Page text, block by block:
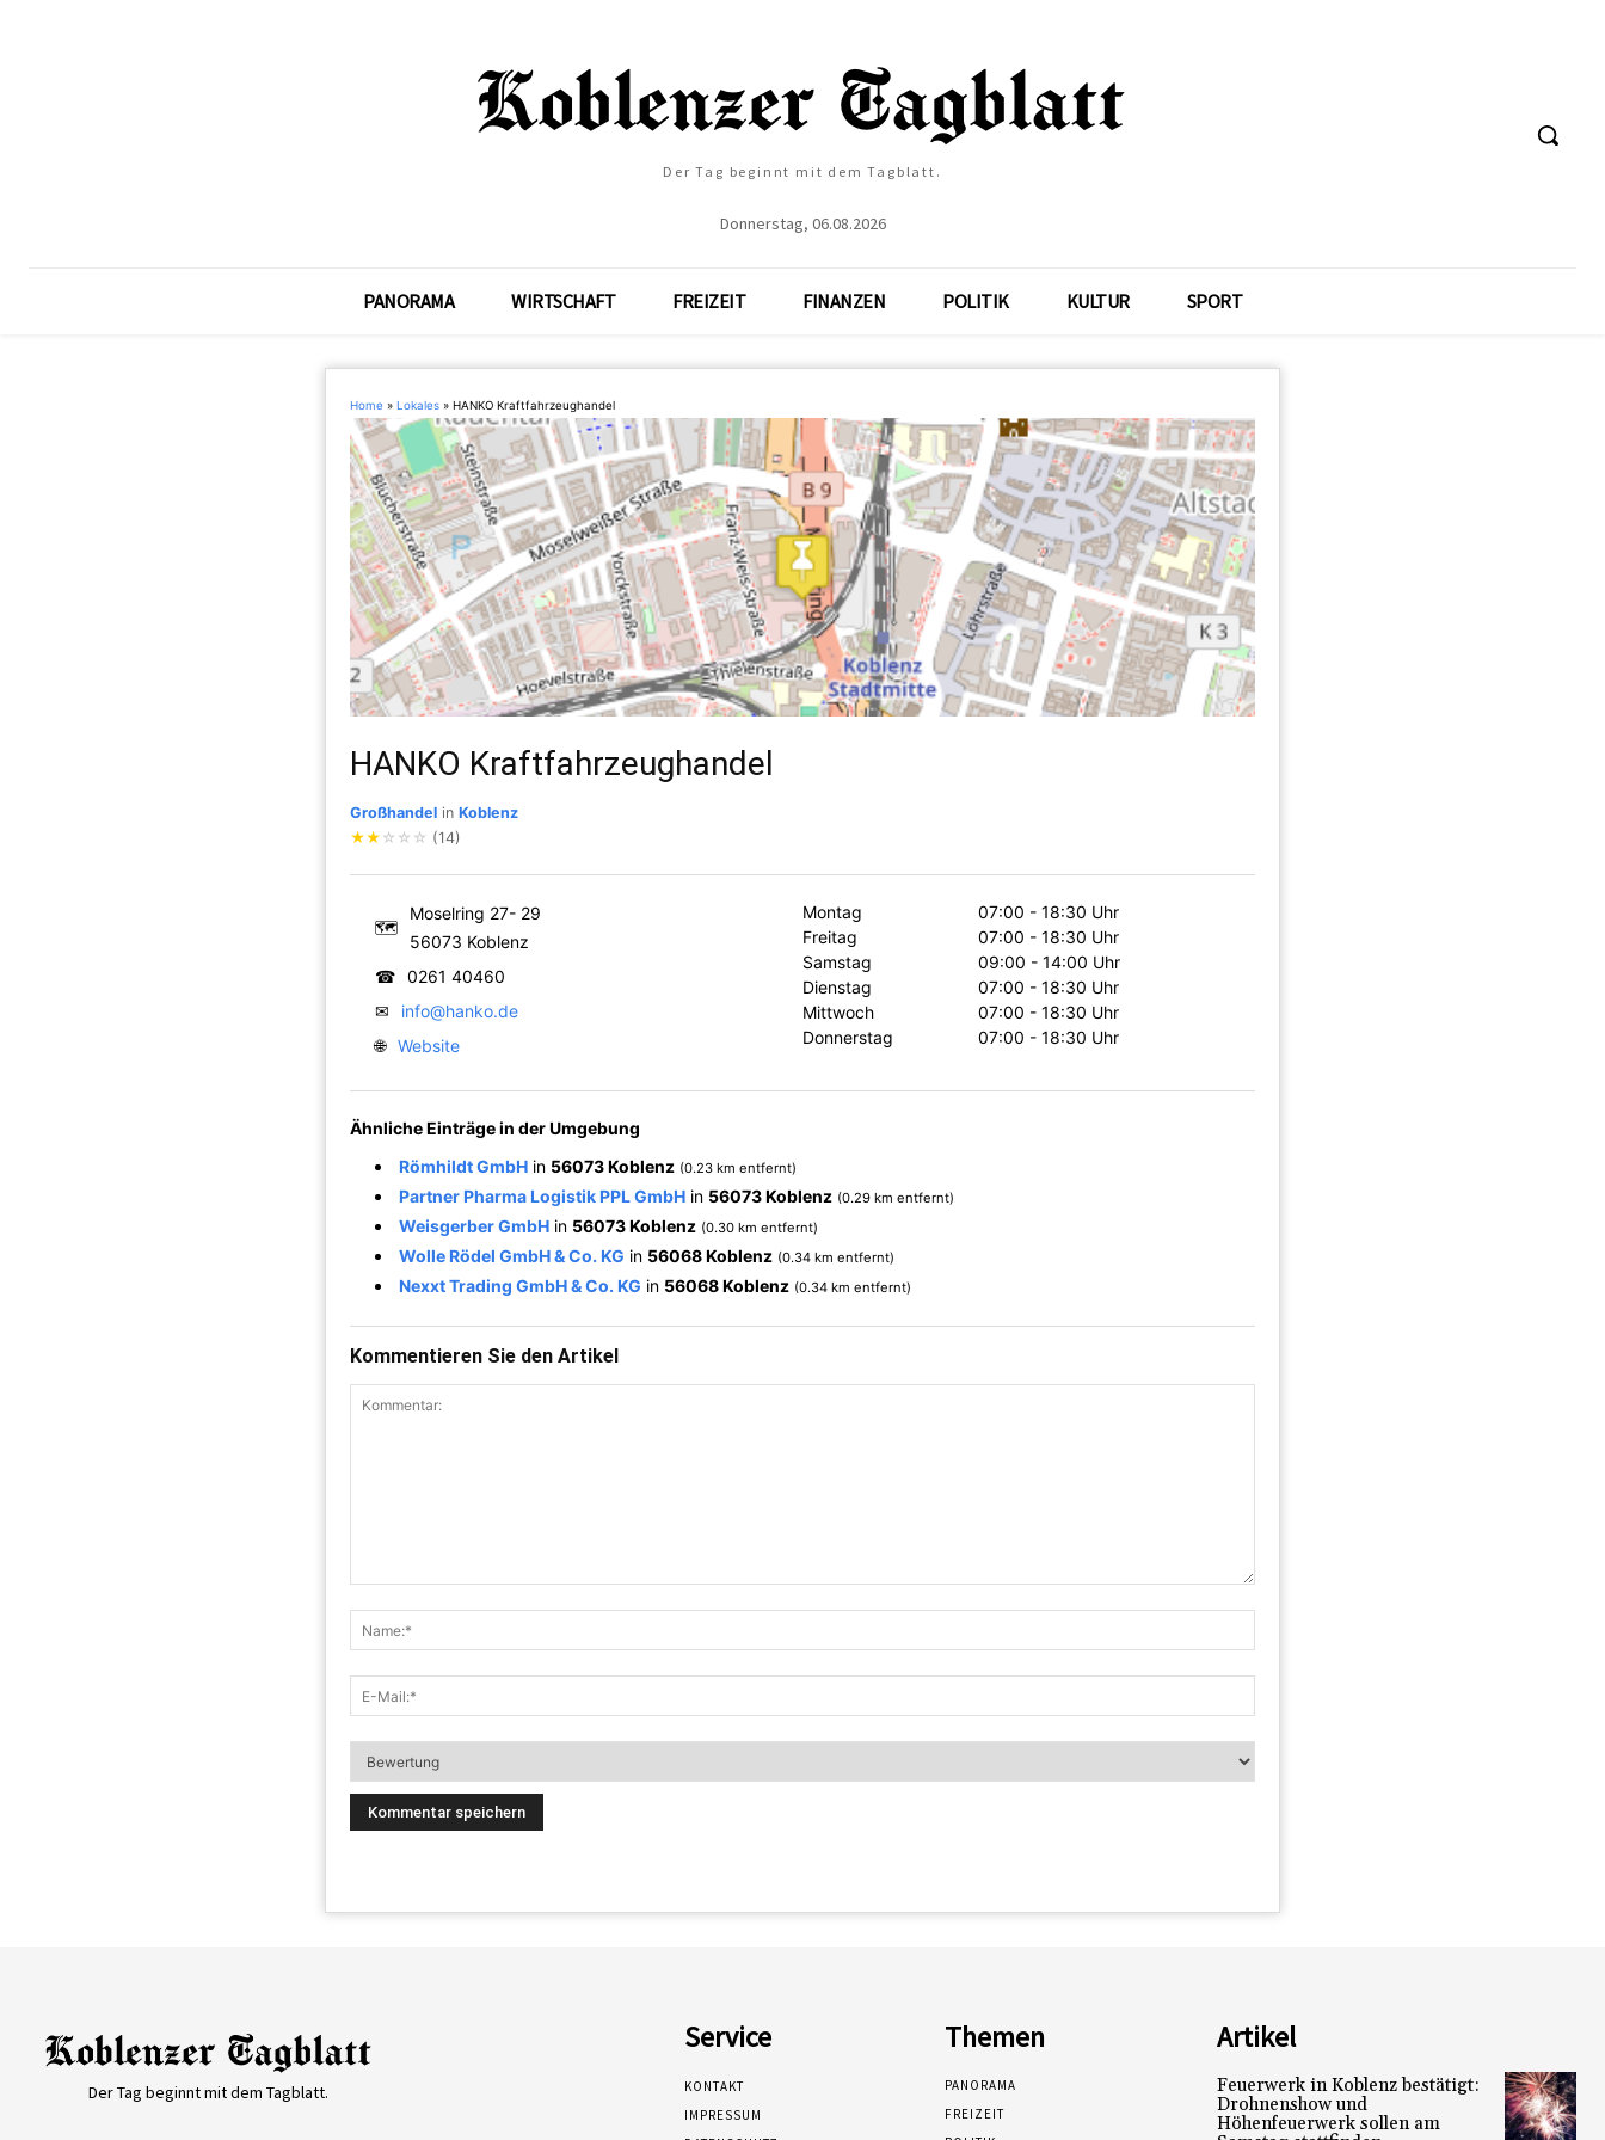
Der Tag beginnt mit dem Tagblatt.
Donnerstag, 06.08.2026
PANORAMA WIRTSCHAFT FREIZEIT FINANZEN POLITIK KULTUR SPORT
Home » Lokales » HANKO Kraftfahrzeughandel
HANKO Kraftfahrzeughandel
Großhandel in Koblenz
★★ ☆ ☆ ☆ (14)
🗺
Moselring 27- 29
56073 Koblenz
☎ 0261 40460
✉
info@hanko.de
🌐 Website
Montag
07:00 - 18:30 Uhr
Freitag
07:00 - 18:30 Uhr
Samstag
09:00 - 14:00 Uhr
Dienstag
07:00 - 18:30 Uhr
Mittwoch
07:00 - 18:30 Uhr
Donnerstag
07:00 - 18:30 Uhr
Ähnliche Einträge in der Umgebung
Römhildt GmbH in 56073 Koblenz (0.23 km entfernt)
Partner Pharma Logistik PPL GmbH in 56073 Koblenz (0.29 km entfernt)
Weisgerber GmbH in 56073 Koblenz (0.30 km entfernt)
Wolle Rödel GmbH & Co. KG in 56068 Koblenz (0.34 km entfernt)
Nexxt Trading GmbH & Co. KG in 56068 Koblenz (0.34 km entfernt)
Kommentieren Sie den Artikel
Der Tag beginnt mit dem Tagblatt.
Service
KONTAKT
IMPRESSUM
Themen
PANORAMA
FREIZEIT
Artikel
Feuerwerk in Koblenz bestätigt:
Drohnenshow und
Höhenfeuerwerk sollen am